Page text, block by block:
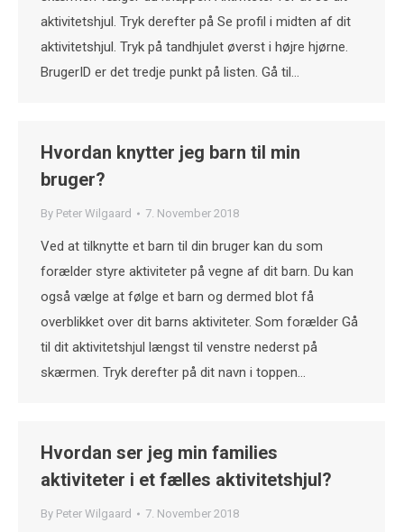
aktivitetshjul. Tryk derefter på Se profil i midten af dit
aktivitetshjul. Tryk på tandhjulet øverst i højre hjørne.
BrugerID er det tredje punkt på listen. Gå til…
Hvordan knytter jeg barn til min
bruger?
By Peter Wilgaard 7. November 2018
Ved at tilknytte et barn til din bruger kan du som
forælder styre aktiviteter på vegne af dit barn. Du kan
også vælge at følge et barn og dermed blot få
overblikket over dit barns aktiviteter. Som forælder Gå
til dit aktivitetshjul længst til venstre nederst på
skærmen. Tryk derefter på dit navn i toppen…
Hvordan ser jeg min families
aktiviteter i et fælles aktivitetshjul?
By Peter Wilgaard 7. November 2018